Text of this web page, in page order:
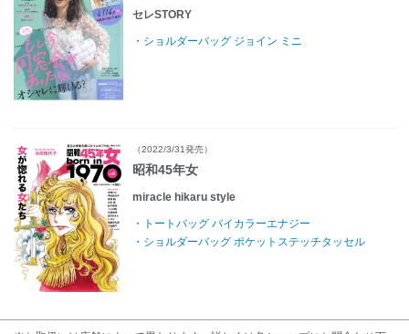
セレSTORY
・ショルダーバッグ ジョイン ミニ
（2022/3/31発売）
昭和45年女
miracle hikaru style
・トートバッグ バイカラーエナジー
・ショルダーバッグ ポケットステッチタッセル